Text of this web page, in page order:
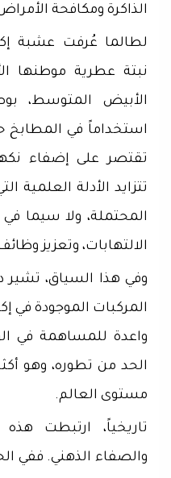
الذاكرة ومكافحة
لطالما عُرفت عشبة
نبتة عطرية موطنها
الأبيض المتوسط،
استخداماً في المطابخ
تقتصر على إضفاء
تتزايد الأدلة العلمية
المحتملة، ولا سيما
الالتهابات، وتعزيز
وفي هذا السياق،
المركبات الموجودة في
واعدة للمساهمة في
الحد من تطوره، وهو
مستوى العالم.
تاريخياً، ارتبطت
والصفاء الذهني. ففي